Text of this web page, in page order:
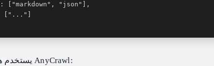
يستخدم هذا العرض ثلاثة ميزات من AnyCrawl: